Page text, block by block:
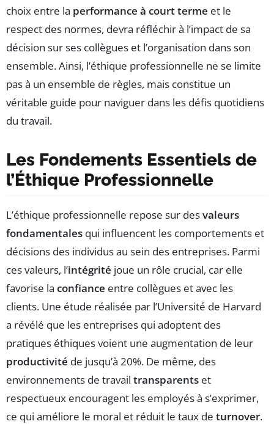
choix entre la performance à court terme et le
respect des normes, devra réfléchir à l’impact de sa
décision sur ses collègues et l’organisation dans son
ensemble. Ainsi, l’éthique professionnelle ne se limite
pas à un ensemble de règles, mais constitue un
véritable guide pour naviguer dans les défis quotidiens
du travail.
Les Fondements Essentiels de
l’Éthique Professionnelle
L’éthique professionnelle repose sur desvaleurs
fondamentales qui influencent les comportements et
décisions des individus au sein des entreprises. Parmi
ces valeurs, l’intégrité joue un rôle crucial, car elle
favorise la confiance entre collègues et avec les
clients. Une étude réalisée par l’Université de Harvard
a révélé que les entreprises qui adoptent des
pratiques éthiques voient une augmentation de leur
productivité de jusqu’à 20%. De même, des
environnements de travail transparents et
respectueux encouragent les employés à s’exprimer,
ce qui améliore le moral et réduit le taux de turnover.